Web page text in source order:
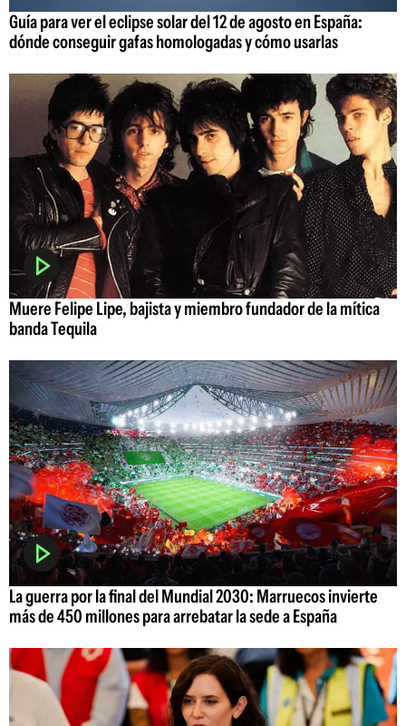
Guía para ver el eclipse solar del 12 de agosto en España:
dónde conseguir gafas homologadas y cómo usarlas
Muere Felipe Lipe, bajista y miembro fundador de la mítica
banda Tequila
La guerra por la final del Mundial 2030: Marruecos invierte
más de 450 millones para arrebatar la sede a España